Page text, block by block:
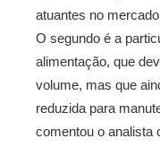
atuantes no
O segundo é a
alimentação, que
volume, mas que
reduzida para
comentou o analista